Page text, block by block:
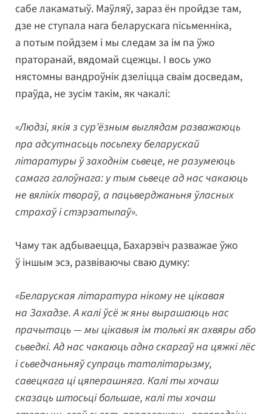
сабе лакаматыў. Маўляў, зараз ён пройдзе там,
дзе не ступала нага беларускага пісьменніка,
а потым пойдзем і мы следам за ім па ўжо
праторанай, вядомай сцежцы. І вось ужо
нястомны вандроўнік дзеліцца сваім досведам,
праўда, не зусім такім, як чакалі:
«Людзі, якія з сур’ёзным выглядам разважаюць
пра адсутнасьць посьпеху беларускай
літаратуры ў заходнім сьвеце, не разумеюць
самага галоўнага: у тым сьвеце ад нас чакаюць
не вялікіх твораў, а пацьверджаньня ўласных
страхаў і стэрэатыпаў».
Чаму так адбываецца, Бахарэвіч разважае ўжо
ў іншым эсэ, развіваючы сваю думку:
«Беларуская літаратура нікому не цікавая
на Захадзе. А калі ўсё ж яны вырашаюць нас
прачытаць — мы цікавыя ім толькі як ахвяры або
сьведкі. Ад нас чакаюць адно скаргаў на цяжкі лёс
і сьведчаньняў супраць таталітарызму,
савецкага ці цяперашняга. Калі ты хочаш
сказаць штосьці большае, калі ты хочаш